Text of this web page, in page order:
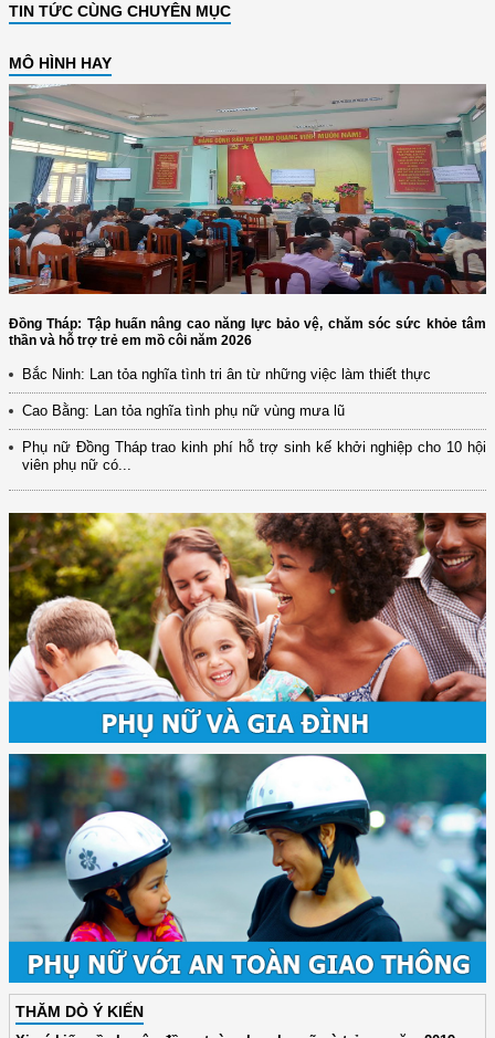
TIN TỨC CÙNG CHUYÊN MỤC
MÔ HÌNH HAY
Đồng Tháp: Tập huấn nâng cao năng lực bảo vệ, chăm sóc sức khỏe tâm
thần và hỗ trợ trẻ em mồ côi năm 2026
Bắc Ninh: Lan tỏa nghĩa tình tri ân từ những việc làm thiết thực
Cao Bằng: Lan tỏa nghĩa tình phụ nữ vùng mưa lũ
Phụ nữ Đồng Tháp trao kinh phí hỗ trợ sinh kế khởi nghiệp cho 10 hội
viên phụ nữ có...
THĂM DÒ Ý KIẾN